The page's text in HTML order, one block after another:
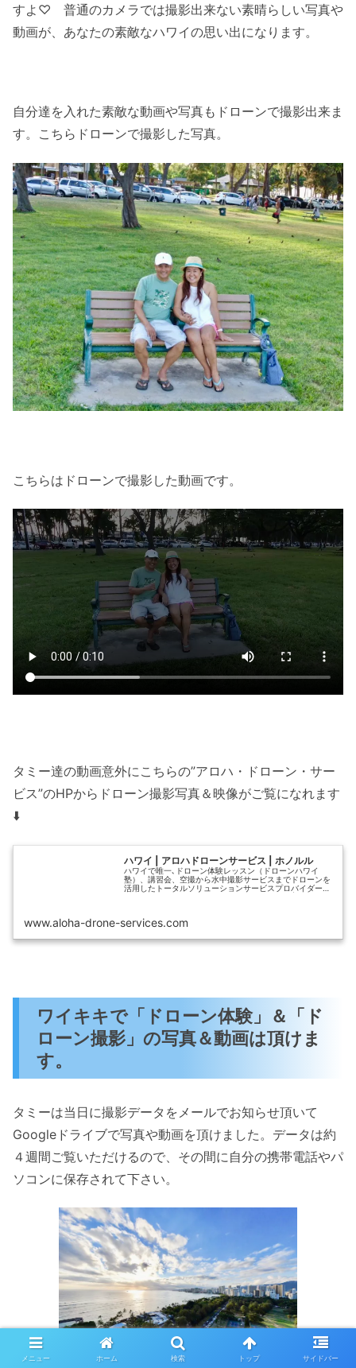
すよ♡ 普通のカメラでは撮影出来ない素晴らしい写真や
動画が、あなたの素敵なハワイの思い出になります。
自分達を入れた素敵な動画や写真もドローンで撮影出来ま
す。こちらドローンで撮影した写真。
こちらはドローンで撮影した動画です。
タミー達の動画意外にこちらの”アロハ・ドローン・サー
ビス”のHPからドローン撮影写真＆映像がご覧になれます
⬇️
ハワイ | アロハドローンサービス | ホノルル
ハワイで唯一､ドローン体験レッスン（ドローンハワイ
塾）、講習会、空撮から水中撮影サービスまでドローンを
活用したトータルソリューションサービスプロバイダー。
www.aloha-drone-services.com
ワイキキで「ドローン体験」＆「ド
ローン撮影」の写真＆動画は頂けま
す。
タミーは当日に撮影データをメールでお知らせ頂いて
Googleドライブで写真や動画を頂けました。データは約
４週間ご覧いただけるので、その間に自分の携帯電話やパ
ソコンに保存されて下さい。
メニュー ホーム 検索 トップ サイドバー